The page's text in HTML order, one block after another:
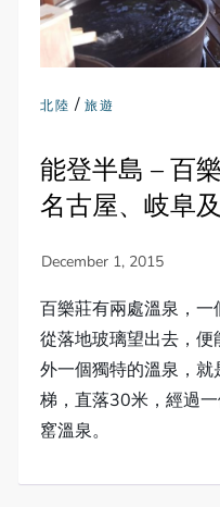
北陸 /旅遊
能登半島 – 百
名古屋、岐阜
百樂莊有兩處溫泉，
從落地玻璃望出去，
外一個獨特的溫泉，
梯，直落30米，經過
窰溫泉。